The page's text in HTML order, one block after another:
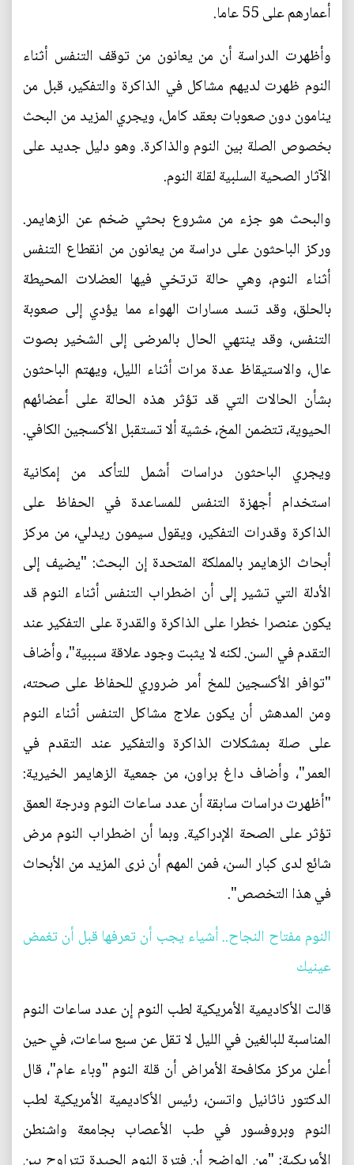
أعمارهم على 55 عاما.
وأظهرت الدراسة أن من يعانون من توقف التنفس أثناء
النوم ظهرت لديهم مشاكل في الذاكرة والتفكير، قبل من
ينامون دون صعوبات بعقد كامل، ويجري المزيد من البحث
بخصوص الصلة بين النوم والذاكرة. وهو دليل جديد على
الآثار الصحية السلبية لقلة النوم.
والبحث هو جزء من مشروع بحثي ضخم عن الزهايمر.
وركز الباحثون على دراسة من يعانون من انقطاع التنفس
أثناء النوم، وهي حالة ترتخي فيها العضلات المحيطة
بالحلق، وقد تسد مسارات الهواء مما يؤدي إلى صعوبة
التنفس، وقد ينتهي الحال بالمرضى إلى الشخير بصوت
عال، والاستيقاظ عدة مرات أثناء الليل، ويهتم الباحثون
بشأن الحالات التي قد تؤثر هذه الحالة على أعضائهم
الحيوية، تتضمن المخ، خشية ألا تستقبل الأكسجين الكافي.
ويجري الباحثون دراسات أشمل للتأكد من إمكانية
استخدام أجهزة التنفس للمساعدة في الحفاظ على
الذاكرة وقدرات التفكير، ويقول سيمون ريدلي، من مركز
أبحاث الزهايمر بالمملكة المتحدة إن البحث: "يضيف إلى
الأدلة التي تشير إلى أن اضطراب التنفس أثناء النوم قد
يكون عنصرا خطرا على الذاكرة والقدرة على التفكير عند
التقدم في السن. لكنه لا يثبت وجود علاقة سببية"، وأضاف
"توافر الأكسجين للمخ أمر ضروري للحفاظ على صحته،
ومن المدهش أن يكون علاج مشاكل التنفس أثناء النوم
على صلة بمشكلات الذاكرة والتفكير عند التقدم في
العمر"، وأضاف داغ براون، من جمعية الزهايمر الخيرية:
"أظهرت دراسات سابقة أن عدد ساعات النوم ودرجة العمق
تؤثر على الصحة الإدراكية. وبما أن اضطراب النوم مرض
شائع لدى كبار السن، فمن المهم أن نرى المزيد من الأبحاث
في هذا التخصص".
النوم مفتاح النجاح.. أشياء يجب أن تعرفها قبل أن تغمض
عينيك
قالت الأكاديمية الأمريكية لطب النوم إن عدد ساعات النوم
المناسبة للبالغين في الليل لا تقل عن سبع ساعات، في حين
أعلن مركز مكافحة الأمراض أن قلة النوم "وباء عام"، قال
الدكتور ناثانيل واتسن، رئيس الأكاديمية الأمريكية لطب
النوم وبروفسور في طب الأعصاب بجامعة واشنطن